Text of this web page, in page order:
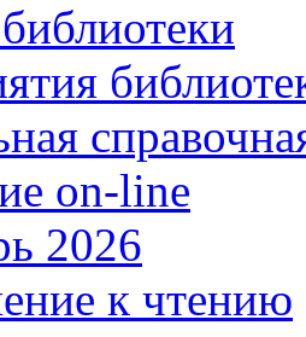
on-line
2026
к чтению